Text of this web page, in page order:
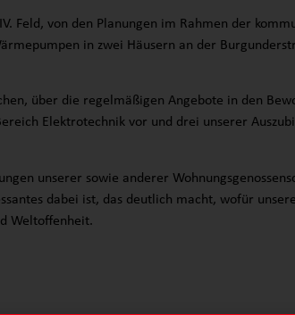
Feld, von den Planungen im Rahmen der
in zwei Häusern an der
über die regelmäßigen Angebote in den
Elektrotechnik vor und drei unserer
unserer sowie anderer
dabei ist, das deutlich macht, wofür
Weltoffenheit.